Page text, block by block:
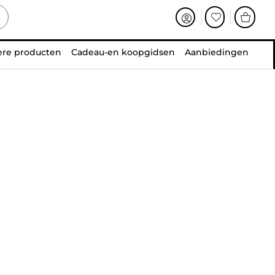
producten Cadeau-en koopgidsen Aanbiedingen